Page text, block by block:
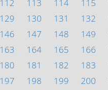
112 113 114 115
129 130 131 132
146 147 148 149
163 164 165 166
180 181 182 183
197 198 199 200